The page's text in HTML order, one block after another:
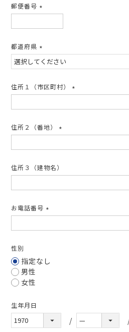
郵便番号
須)
都道府県
(必
須)
住所１（市区町村）
須)
住所２（番地）
須)
住所３（建物名）
お電話番号
須)
性別
指定なし
男性
女性
生年月日